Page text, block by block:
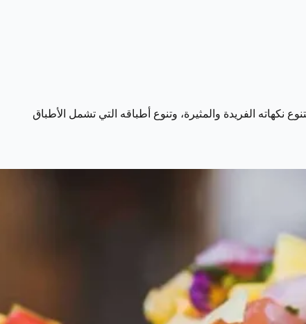
نكهاته الفريدة والمثيرة، وتنوع أطباقه التي تشمل الأطباق